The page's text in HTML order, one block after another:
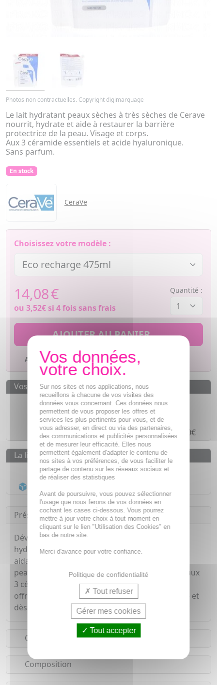
Photos non contractuelles. Copyright digimarquage
Le lait hydratant peaux sèches à très sèches de Cerave
nourrit, hydrate et aide à restaurer la barrière
protectrice de la peau. Visage et corps.
Aux 3 céramide essentiels et acide hyaluronique.
Sans parfum.
En stock
CeraVe
Choisissez votre modèle :
14,08€
ou 3,52€si 4 fois sans frais
Quantité :
AJOUTER AU PANIER
Ajouter à mes favoris
Vos avantages
Des prixIMBATTABLES
Paiement en ligneSÉCURISÉ
Paiement en4 fois sans fraisà partir de 30€
La livraison
Livraison gratuite dès 55€
Présentation
Développe avec des dermatologues, le lait
hydratant CeraVe hydrate efficacement tout en
aidant à restaurer la barrière protectrice de la
peau. Sa texture légère et non grasse, enrichie aux
3 céramides essentiels et à l'acide hyaluronique,
offre une hydratation tout au long de la journée et
dès la première application.
Conseils d'utilisation
Composition
Sur nos sites et nos applications, nous
recueillons à chacune de vos visites des
données vous concernant. Ces données nous
permettent de vous proposer les offres et
services les plus pertinents pour vous, et de
vous adresser, en direct ou via des partenaires,
des communications et publicités personnalisées
et de mesurer leur efficacité. Elles nous
permettent également d'adapter le contenu de
nos sites à vos préférences, de vous faciliter le
partage de contenu sur les réseaux sociaux et
de réaliser des statistiques
Avant de poursuivre, vous pouvez sélectionner
l'usage que nous ferons de vos données en
cochant les cases ci-dessous. Vous pourrez
mettre à jour votre choix à tout moment en
cliquant sur le lien "Utilisation des Cookies" en
bas de notre site.
Merci d'avance pour votre confiance.
Politique de confidentialité
Tout refuser
Gérer mes cookies
Tout accepter